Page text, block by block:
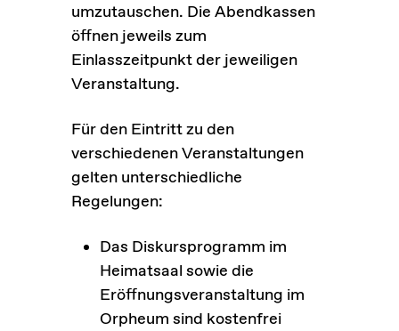
umzutauschen. Die Abendkassen
öffnen jeweils zum
Einlasszeitpunkt der jeweiligen
Veranstaltung.
Für den Eintritt zu den
verschiedenen Veranstaltungen
gelten unterschiedliche
Regelungen:
Das Diskursprogramm im
Heimatsaal sowie die
Eröffnungsveranstaltung im
Orpheum sind kostenfrei